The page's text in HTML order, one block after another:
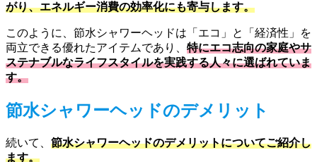
がり、エネルギー消費の効率化にも寄与します。
このように、節水シャワーヘッドは「エコ」と「経済性」を
両立できる優れたアイテムであり、 特にエコ志向の家庭やサ
ステナブルなライフスタイルを実践する人々に選ばれていま
す。
節水シャワーヘッドのデメリット
続いて、 節水シャワーヘッドのデメリットについてご紹介し
ます。